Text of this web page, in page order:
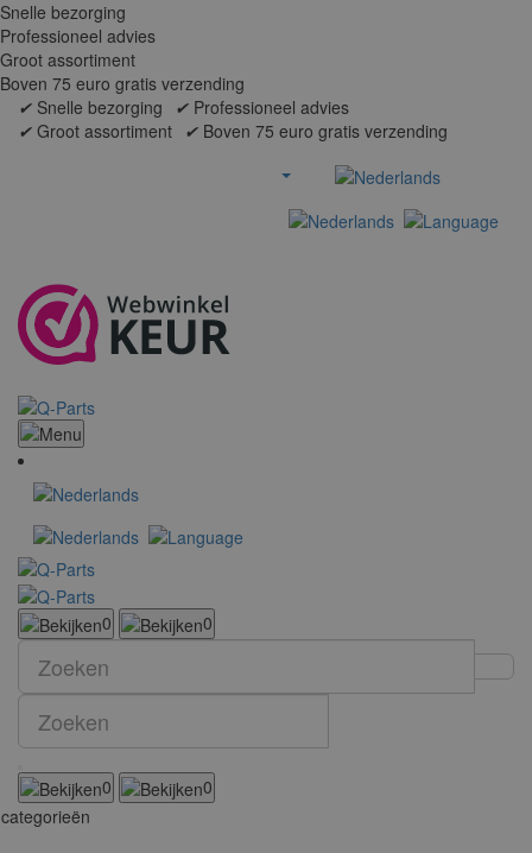
Snelle bezorging
Professioneel advies
Groot assortiment
Boven 75 euro gratis verzending
✔ Snelle bezorging ✔ Professioneel advies
✔ Groot assortiment ✔ Boven 75 euro gratis verzending
0 0
0
0
categorieën